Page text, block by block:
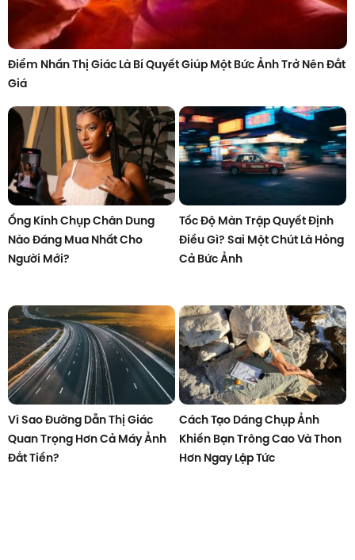
Điểm Nhấn Thị Giác Là Bí Quyết Giúp Một Bức Ảnh Trở Nên Đắt
Giá
Ống Kính Chụp Chân Dung
Nào Đáng Mua Nhất Cho
Người Mới?
Tốc Độ Màn Trập Quyết Định
Điều Gì? Sai Một Chút Là Hỏng
Cả Bức Ảnh
Vì Sao Đường Dẫn Thị Giác
Quan Trọng Hơn Cả Máy Ảnh
Đắt Tiền?
Cách Tạo Dáng Chụp Ảnh
Khiến Bạn Trông Cao Và Thon
Hơn Ngay Lập Tức